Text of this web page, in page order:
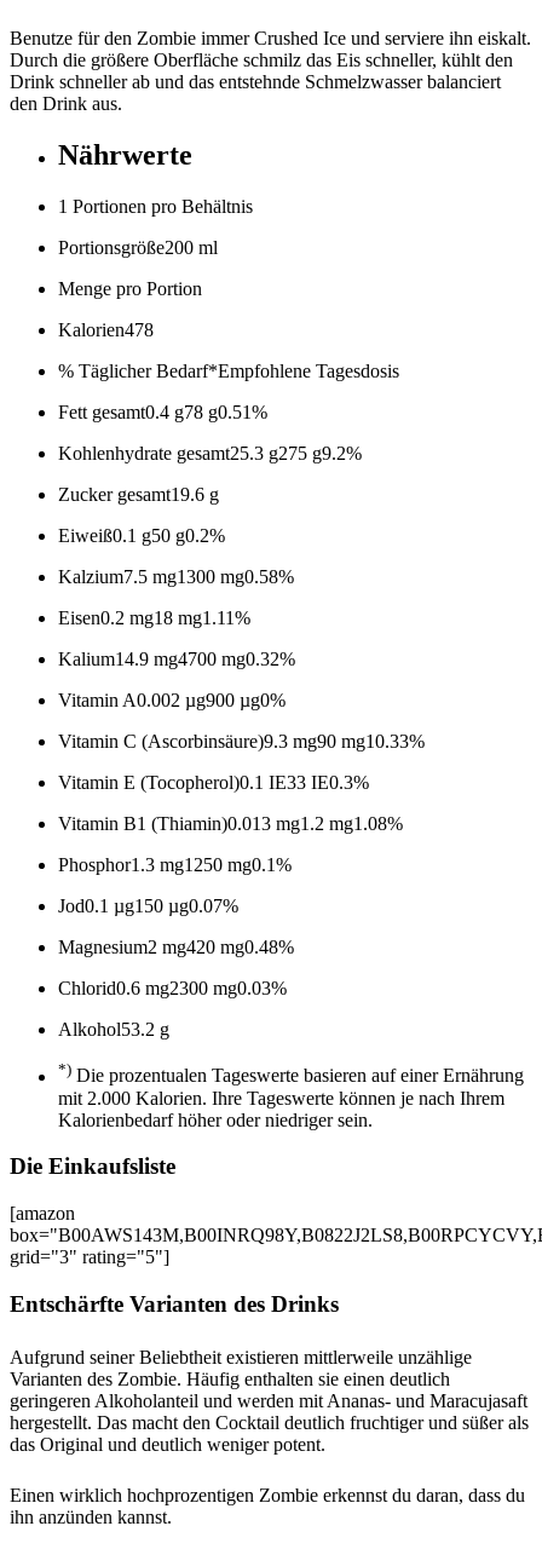
Benutze für den Zombie immer Crushed Ice und serviere ihn eiskalt.
Durch die größere Oberfläche schmilz das Eis schneller, kühlt den
Drink schneller ab und das entstehnde Schmelzwasser balanciert
den Drink aus.
Nährwerte
1 Portionen pro Behältnis
Portionsgröße200 ml
Menge pro Portion
Kalorien478
% Täglicher Bedarf*Empfohlene Tagesdosis
Fett gesamt0.4 g78 g0.51%
Kohlenhydrate gesamt25.3 g275 g9.2%
Zucker gesamt19.6 g
Eiweiß0.1 g50 g0.2%
Kalzium7.5 mg1300 mg0.58%
Eisen0.2 mg18 mg1.11%
Kalium14.9 mg4700 mg0.32%
Vitamin A0.002 µg900 µg0%
Vitamin C (Ascorbinsäure)9.3 mg90 mg10.33%
Vitamin E (Tocopherol)0.1 IE33 IE0.3%
Vitamin B1 (Thiamin)0.013 mg1.2 mg1.08%
Phosphor1.3 mg1250 mg0.1%
Jod0.1 µg150 µg0.07%
Magnesium2 mg420 mg0.48%
Chlorid0.6 mg2300 mg0.03%
Alkohol53.2 g
*) Die prozentualen Tageswerte basieren auf einer Ernährung
mit 2.000 Kalorien. Ihre Tageswerte können je nach Ihrem
Kalorienbedarf höher oder niedriger sein.
Die Einkaufsliste
[amazon
grid="3" rating="5"]
Entschärfte Varianten des Drinks
Aufgrund seiner Beliebtheit existieren mittlerweile unzählige
Varianten des Zombie. Häufig enthalten sie einen deutlich
geringeren Alkoholanteil und werden mit Ananas- und Maracujasaft
hergestellt. Das macht den Cocktail deutlich fruchtiger und süßer als
das Original und deutlich weniger potent.
Einen wirklich hochprozentigen Zombie erkennst du daran, dass du
ihn anzünden kannst.